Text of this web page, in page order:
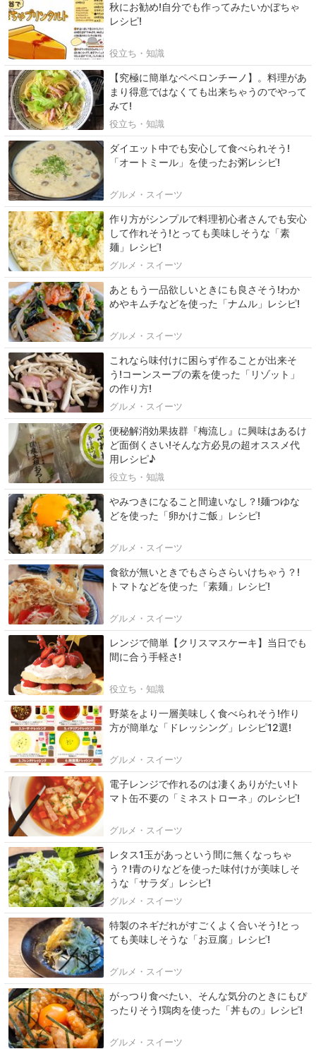
秋にお勧め!自分でも作ってみたいかぼちゃ
レシピ!
役立ち・知識
【究極に簡単なペペロンチーノ】。料理があ
まり得意ではなくても出来ちゃうのでやって
みて!
役立ち・知識
ダイエット中でも安心して食べられそう!
「オートミール」を使ったお粥レシピ!
グルメ・スイーツ
作り方がシンプルで料理初心者さんでも安心
して作れそう!とっても美味しそうな「素
麺」レシピ!
グルメ・スイーツ
あともう一品欲しいときにも良さそう!わか
めやキムチなどを使った「ナムル」レシピ!
グルメ・スイーツ
これなら味付けに困らず作ることが出来そ
う!コーンスープの素を使った「リゾット」
の作り方!
グルメ・スイーツ
便秘解消効果抜群『梅流し』に興味はあるけ
ど面倒くさい!そんな方必見の超オススメ代
用レシピ♪
役立ち・知識
やみつきになること間違いなし？!麺つゆな
どを使った「卵かけご飯」レシピ!
グルメ・スイーツ
食欲が無いときでもさらさらいけちゃう？!
トマトなどを使った「素麺」レシピ!
グルメ・スイーツ
レンジで簡単【クリスマスケーキ】当日でも
間に合う手軽さ!
役立ち・知識
野菜をより一層美味しく食べられそう!作り
方が簡単な「ドレッシング」レシピ12選!
グルメ・スイーツ
電子レンジで作れるのは凄くありがたい!ト
マト缶不要の「ミネストローネ」のレシピ!
グルメ・スイーツ
レタス1玉があっという間に無くなっちゃ
う？!青のりなどを使った味付けが美味しそ
うな「サラダ」レシピ!
グルメ・スイーツ
特製のネギだれがすごくよく合いそう!とっ
ても美味しそうな「お豆腐」レシピ!
グルメ・スイーツ
がっつり食べたい、そんな気分のときにもぴ
ったりそう!鶏肉を使った「丼もの」レシピ!
グルメ・スイーツ